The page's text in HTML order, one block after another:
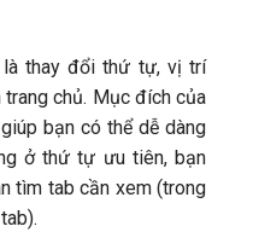
thay đổi thứ tự, vị trí
trang chủ. Mục đích của
bạn có thể dễ dàng
ở thứ tự ưu tiên, bạn
tìm tab cần xem (trong